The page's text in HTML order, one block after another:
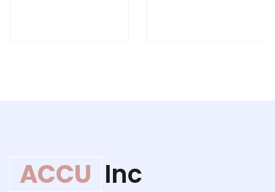
ACCU Inc